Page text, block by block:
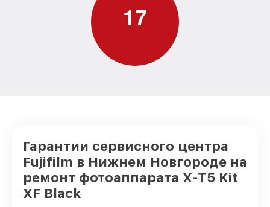
17
Гарантии сервисного центра
Fujifilm в Нижнем Новгороде на
ремонт фотоаппарата X-T5 Kit
XF Black